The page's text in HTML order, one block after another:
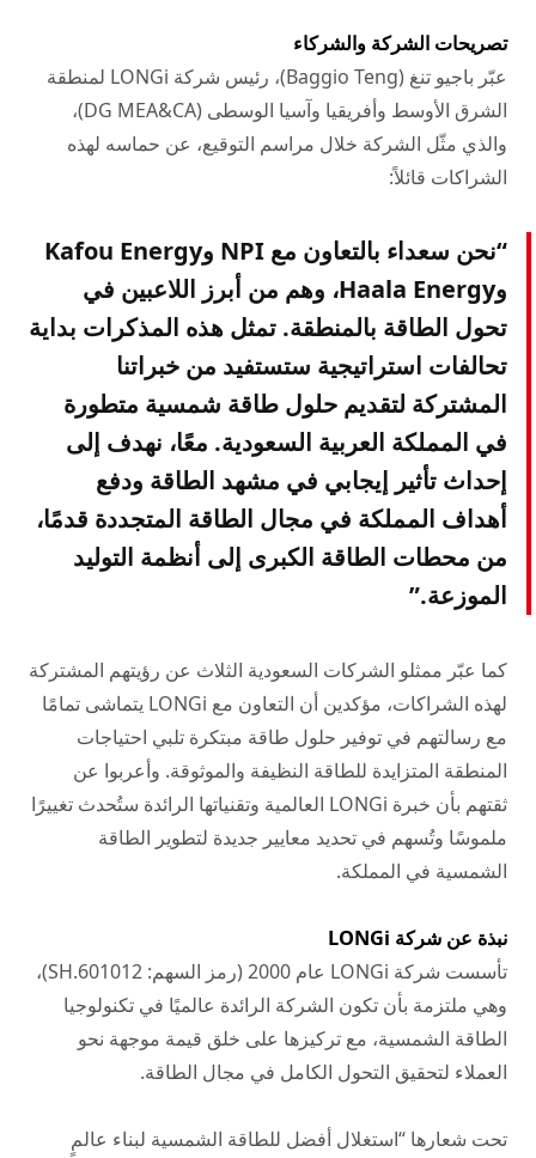
تصريحات الشركة والشركاء
عبّر باجيو تنغ (Baggio Teng)، رئيس شركة LONGi لمنطقة
الشرق الأوسط وأفريقيا وآسيا الوسطى (DG MEA&CA)،
والذي مثّل الشركة خلال مراسم التوقيع، عن حماسه لهذه
الشراكات قائلاً:
“نحن سعداء بالتعاون مع NPI وKafou Energy
وHaala Energy، وهم من أبرز اللاعبين في
تحول الطاقة بالمنطقة. تمثل هذه المذكرات بداية
تحالفات استراتيجية ستستفيد من خبراتنا
المشتركة لتقديم حلول طاقة شمسية متطورة
في المملكة العربية السعودية. معًا، نهدف إلى
إحداث تأثير إيجابي في مشهد الطاقة ودفع
أهداف المملكة في مجال الطاقة المتجددة قدمًا،
من محطات الطاقة الكبرى إلى أنظمة التوليد
الموزعة.”
كما عبّر ممثلو الشركات السعودية الثلاث عن رؤيتهم المشتركة
لهذه الشراكات، مؤكدين أن التعاون مع LONGi يتماشى تمامًا
مع رسالتهم في توفير حلول طاقة مبتكرة تلبي احتياجات
المنطقة المتزايدة للطاقة النظيفة والموثوقة. وأعربوا عن
ثقتهم بأن خبرة LONGi العالمية وتقنياتها الرائدة ستُحدث تغييرًا
ملموسًا وتُسهم في تحديد معايير جديدة لتطوير الطاقة
الشمسية في المملكة.
نبذة عن شركة LONGi
تأسست شركة LONGi عام 2000 (رمز السهم: 601012.SH)،
وهي ملتزمة بأن تكون الشركة الرائدة عالميًا في تكنولوجيا
الطاقة الشمسية، مع تركيزها على خلق قيمة موجهة نحو
العملاء لتحقيق التحول الكامل في مجال الطاقة.
تحت شعارها “استغلال أفضل للطاقة الشمسية لبناء عالمٍ